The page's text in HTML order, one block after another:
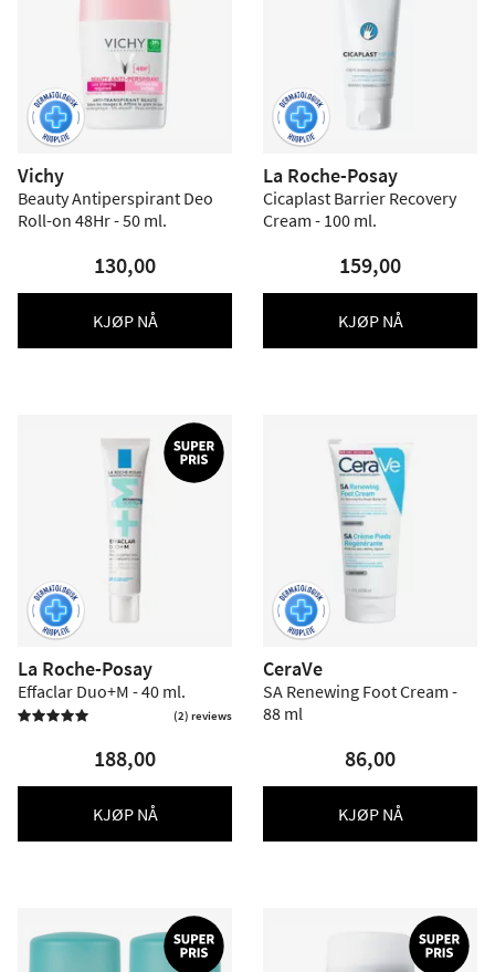
Vichy
Beauty Antiperspirant Deo
Roll-on 48Hr - 50 ml.
130,00
KJØP NÅ
La Roche-Posay
Cicaplast Barrier Recovery
Cream - 100 ml.
159,00
KJØP NÅ
La Roche-Posay
Effaclar Duo+M - 40 ml.
 (2) reviews
188,00
KJØP NÅ
CeraVe
SA Renewing Foot Cream -
88 ml
86,00
KJØP NÅ